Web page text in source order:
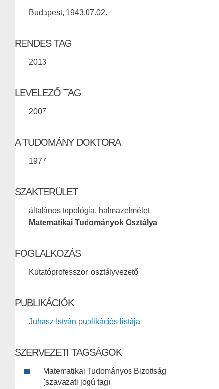
Budapest, 1943.07.02.
RENDES TAG
2013
LEVELEZŐ TAG
2007
A TUDOMÁNY DOKTORA
1977
SZAKTERÜLET
általános topológia, halmazelmélet
Matematikai Tudományok Osztálya
FOGLALKOZÁS
Kutatóprofesszor, osztályvezető
PUBLIKÁCIÓK
Juhász István publikációs listája
SZERVEZETI TAGSÁGOK
Matematikai Tudományos Bizottság
(szavazati jogú tag)